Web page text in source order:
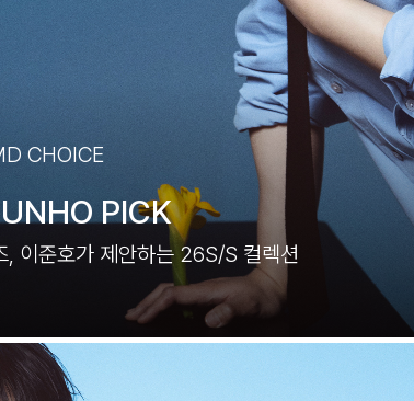
CHOICE
PICK
, 이준호가 제안하는 26S/S 컬렉션